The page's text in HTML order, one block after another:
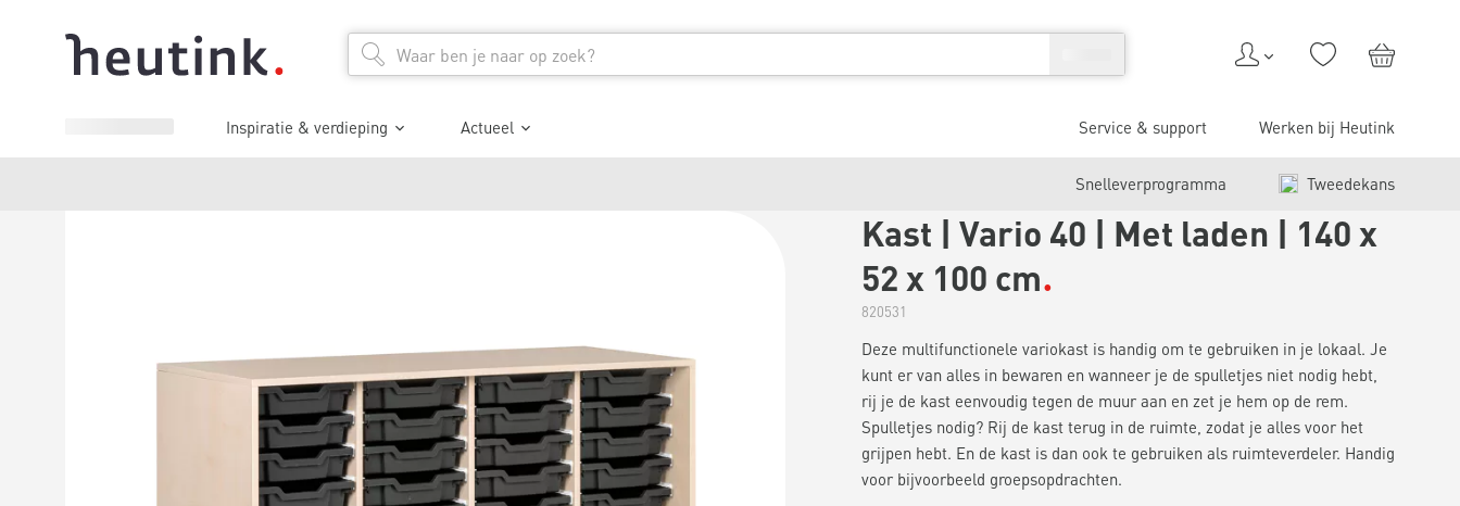
Inspiratie & verdieping Actueel Service & support Werken bij Heutink
Snelleverprogramma Tweedekans
Kast | Vario 40 | Met laden | 140 x
52 x 100 cm
820531
Deze multifunctionele variokast is handig om te gebruiken in je lokaal. Je
kunt er van alles in bewaren en wanneer je de spulletjes niet nodig hebt,
rij je de kast eenvoudig tegen de muur aan en zet je hem op de rem.
Spulletjes nodig? Rij de kast terug in de ruimte, zodat je alles voor het
grijpen hebt. En de kast is dan ook te gebruiken als ruimteverdeler. Handig
voor bijvoorbeeld groepsopdrachten.